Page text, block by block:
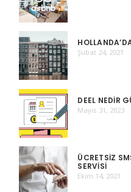
Şubat 24, 2021
DEEL NEDIR
Mayıs 31, 2023
ÜCRETSIZ
SERVISI
Ekim 14, 2021